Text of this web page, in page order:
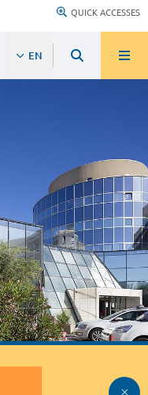
QUICK ACCESSES
EN